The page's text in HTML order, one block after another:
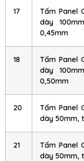
17
Tấm Panel
dày
0,45mm
18
Tấm Panel
dày
0,50mm
20
Tấm Panel
dày 50mm,
21
Tấm Panel
dày 50mm,